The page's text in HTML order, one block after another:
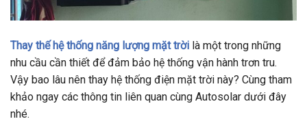
Thay thế hệ thống năng lượng mặt trời là một trong những
nhu cầu cần thiết để đảm bảo hệ thống vận hành trơn tru.
Vậy bao lâu nên thay hệ thống điện mặt trời này? Cùng tham
khảo ngay các thông tin liên quan cùng Autosolar dưới đây
nhé.